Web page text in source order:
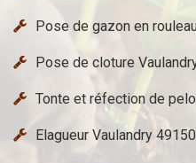
Pose de gazon en
Pose de cloture
Tonte et réfection de
Elagueur Vaulandry 49150